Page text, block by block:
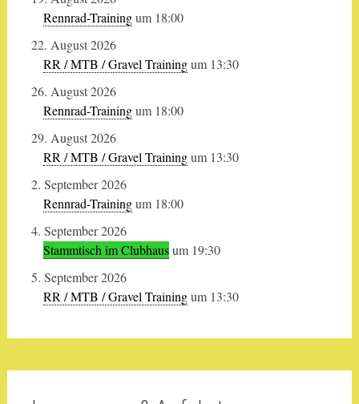
Rennrad-Trainingum 18:00
22. August 2026
RR / MTB / Gravel Trainingum 13:30
26. August 2026
Rennrad-Trainingum 18:00
29. August 2026
RR / MTB / Gravel Trainingum 13:30
2. September 2026
Rennrad-Trainingum 18:00
4. September 2026
Stammtisch im Clubhausum 19:30
5. September 2026
RR / MTB / Gravel Trainingum 13:30